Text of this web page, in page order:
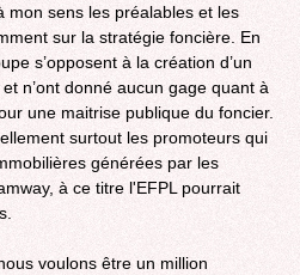
mon sens les préalables et les
sur la stratégie foncière. En
s’opposent à la création d’un
n’ont donné aucun gage quant à
une maitrise publique du foncier.
surtout les promoteurs qui
générées par les
à ce titre l'EFPL pourrait
voulons être un million